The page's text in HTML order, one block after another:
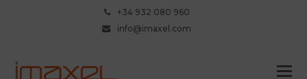
+34 932 080 960
info@imaxel.com